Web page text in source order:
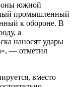
южной
промышленный
к обороне. В
а
наносят удары
— отметил
вместо